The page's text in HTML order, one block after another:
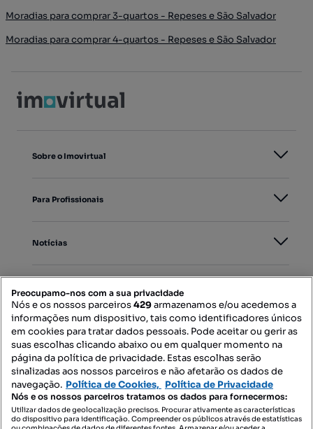
Moradias para comprar 3-quartos - Repeses e São Salvador
Moradias para comprar 4-quartos - Repeses e São Salvador
Sobre o Imovirtual
Para Profissionais
Notícias
Mapa do Site
Contacte-nos
SIGA-NOS:
Preocupamo-nos com a sua privacidade
Nós e os nossos parceiros429armazenamos e/ou acedemos a
informações num dispositivo, tais como identificadores únicos
em cookies para tratar dados pessoais. Pode aceitar ou gerir as
suas escolhas clicando abaixo ou em qualquer momento na
página da política de privacidade. Estas escolhas serão
sinalizadas aos nossos parceiros e não afetarão os dados de
navegação. Política de Cookies, Política de Privacidade
Nós e os nossos parceiros tratamos os dados para fornecermos:
Utilizar dados de geolocalização precisos. Procurar ativamente as características
do dispositivo para identificação. Compreender os públicos através de estatísticas